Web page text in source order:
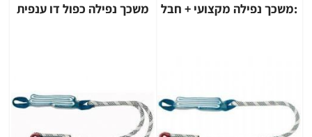
:משכך נפילה מקצועי + חבל משכך נפילה כפול דו ענפית